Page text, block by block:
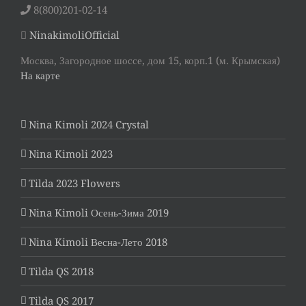
8(800)201-02-14
NinakimoliOfficial
Москва, Загородное шоссе, дом 15, корп.1 (м. Крымская)
На карте
Nina Kimoli 2024 Crystal
Nina Kimoli 2023
Tilda 2023 Flowers
Nina Kimoli Осень-Зима 2019
Nina Kimoli Весна-Лето 2018
Tilda QS 2018
Tilda QS 2017